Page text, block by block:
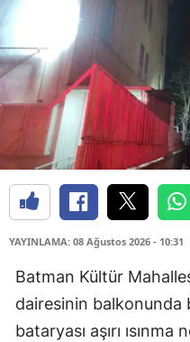
YAYINLAMA: 08 Ağustos 2026 - 10:31
Batman Kültür
dairesinin balkonunda
bataryası aşırı ısınma